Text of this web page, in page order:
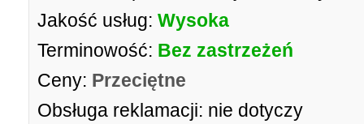
Jakość usług: Wysoka
Terminowość: Bez zastrzeżeń
Ceny: Przeciętne
Obsługa reklamacji: nie dotyczy